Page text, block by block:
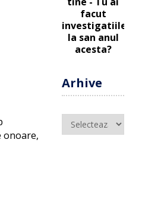
onoare,
Arhive
Arhive